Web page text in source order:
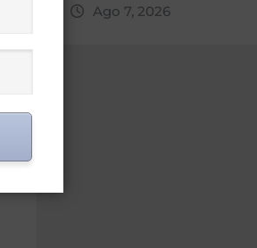
Ago 7, 2026